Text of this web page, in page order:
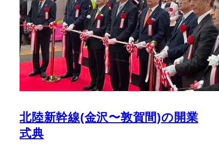
北陸新幹線(金沢〜敦賀間)の開業
式典